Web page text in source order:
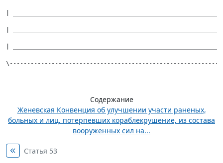
Содержание
Женевская Конвенция об улучшении участи раненых,
больных и лиц, потерпевших кораблекрушение, из состава
вооруженных сил на...
Статья 53